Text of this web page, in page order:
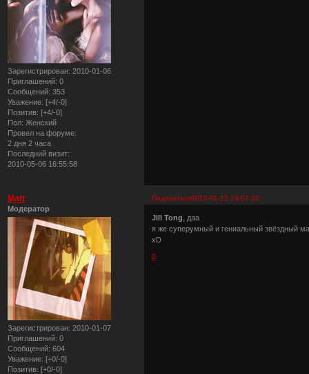
Зарегистрирован: 2010-01-06
Приглашений: 0
Сообщений: 353
Уважение: [+4/-0]
Позитив: [+4/-0]
Пол: Женский
Провел на форуме:
2 дня 2 часа
Последний визит:
2010-05-06 16:55:58
Поделиться2010-01-12 16:07:32
Matt
Модератор
Зарегистрирован: 2010-01-07
Приглашений: 0
Сообщений: 604
Уважение: [+0/-0]
Позитив: [+0/-0]
Jill Tong , даа
я же суперумный и гениальный звёздный
xD
0